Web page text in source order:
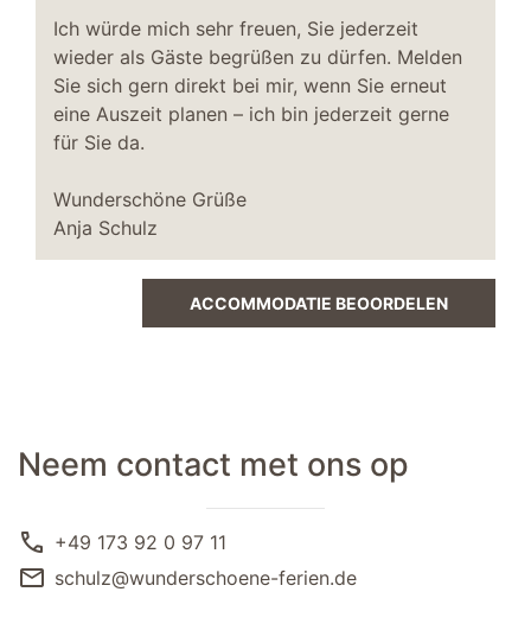
Ich würde mich sehr freuen, Sie jederzeit
wieder als Gäste begrüßen zu dürfen. Melden
Sie sich gern direkt bei mir, wenn Sie erneut
eine Auszeit planen – ich bin jederzeit gerne
für Sie da.
Wunderschöne Grüße
Anja Schulz
ACCOMMODATIE BEOORDELEN
Neem contact met ons op
call +49 173 92 0 97 11
mail schulz@wunderschoene-ferien.de